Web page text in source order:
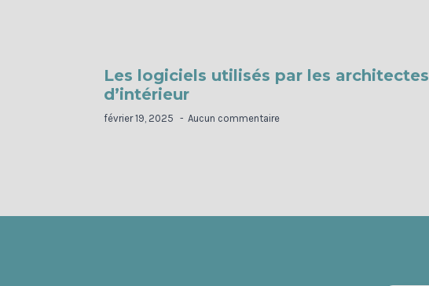
Les logiciels utilisés par les architectes
d’intérieur
février 19, 2025 Aucun commentaire